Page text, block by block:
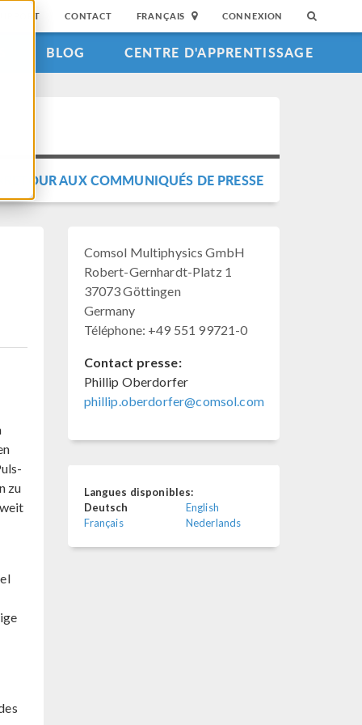
SUPPORT CONTACT FRANÇAIS CONNEXION
BLOG CENTRE D'APPRENTISSAGE
RETOUR AUX COMMUNIQUÉS DE PRESSE
zu
Comsol Multiphysics GmbH
Robert-Gernhardt-Platz 1
37073 Göttingen
Germany
Téléphone: +49 551 99721-0
Contact presse:
Phillip Oberdorfer
phillip.oberdorfer@comsol.com
Langues disponibles:
Deutsch
English
Français
Nederlands